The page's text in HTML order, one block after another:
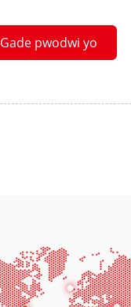
Gade pwodwi yo